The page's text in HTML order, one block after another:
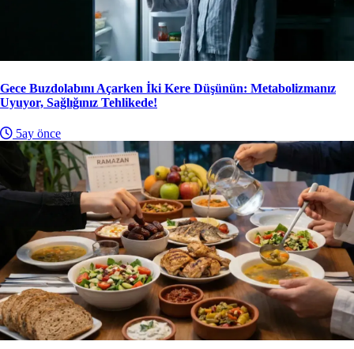
Gece Buzdolabını Açarken İki Kere Düşünün: Metabolizmanız
Uyuyor, Sağlığınız Tehlikede!
5ay önce